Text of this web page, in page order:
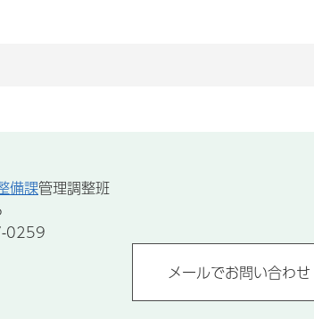
備課管理調整班
0259